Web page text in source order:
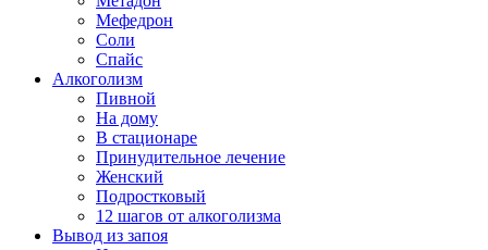
Мефедрон
Соли
Спайс
Алкоголизм
Пивной
На дому
В стационаре
Принудительное лечение
Женский
Подростковый
12 шагов от алкоголизма
Вывод из запоя